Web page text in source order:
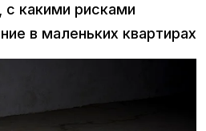
с какими рисками
в маленьких квартирах